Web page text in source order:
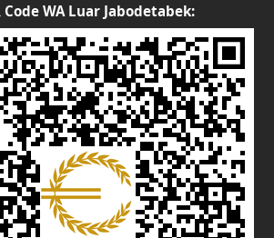
Code WA Luar Jabodetabek: